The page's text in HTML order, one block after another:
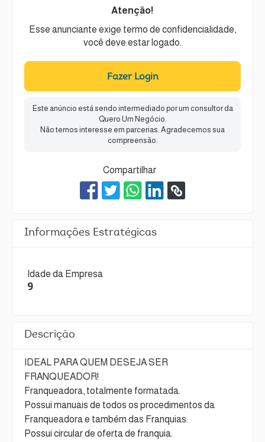
Atenção!
Esse anunciante exige termo de confidencialidade,
você deve estar logado.
Fazer Login
Este anúncio está sendo intermediado por um consultor da
Quero Um Negócio.
Não temos interesse em parcerias. Agradecemos sua
compreensão.
Compartilhar
Informações Estratégicas
Idade da Empresa
9
Descrição
IDEAL PARA QUEM DESEJA SER
FRANQUEADOR!
Franqueadora, totalmente formatada.
Possui manuais de todos os procedimentos da
Franqueadora e também das Franquias.
Possui circular de oferta de franquia.